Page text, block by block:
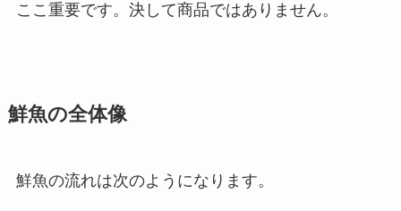
ここ重要です。決して商品ではありません。
鮮魚の全体像
鮮魚の流れは次のようになります。